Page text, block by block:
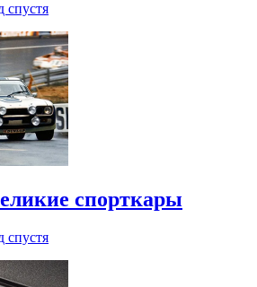
спустя
спорткары
спустя